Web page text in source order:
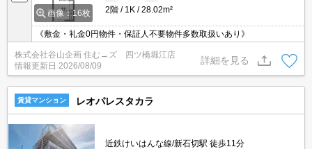
画像：16枚
2階
1K 28.02m²
《敷金・礼金0円物件・保証人不要物件多数取扱いあり》
株式会社谷山企画 住む→ズ 四ツ橋堀江店
情報更新日 2026/08/09
詳細を見る
賃貸マンション レオパレスタカラ
近鉄けいはんな線/新石切駅 徒歩11分